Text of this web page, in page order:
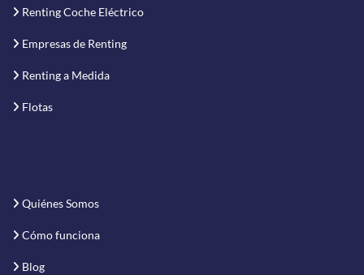
Renting Coche Eléctrico
Empresas de Renting
Renting a Medida
Flotas
Quiénes Somos
Cómo funciona
Blog